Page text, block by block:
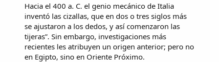
Hacia el 400 a. C. el genio mecánico de Italia
inventó las cizallas, que en dos o tres siglos más
se ajustaron a los dedos, y así comenzaron las
tijeras”. Sin embargo, investigaciones más
recientes les atribuyen un origen anterior; pero no
en Egipto, sino en Oriente Próximo.